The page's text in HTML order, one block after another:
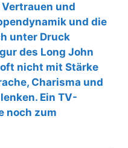
und
und die
unter Druck
des Long John
nicht mit Stärke
Charisma und
Ein TV-
noch zum